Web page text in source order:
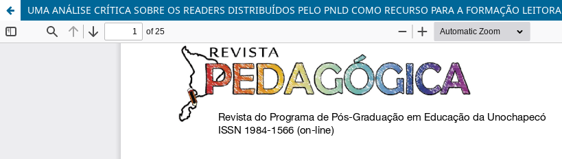
UMA ANÁLISE CRÍTICA SOBRE OS READERS DISTRIBUÍDOS PELO PNLD COMO RECURSO PARA A FORMAÇÃO LEITORA